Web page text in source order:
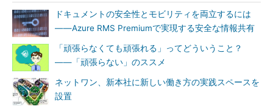
て「職場のコラボレーションが促進される」と考えており、その
うち70％以上が、生産的で効率的な仕事環境を実現するには「先
進的な技術／スマートオフィス化が決め手になる」と認識してい
る。
ドキュメントの安全性とモビリティを両立するには
――Azure RMS Premiumで実現する安全な情報共有
「頑張らなくても頑張れる」ってどういうこと？
――「頑張らない」のススメ
ネットワン、新本社に新しい働き方の実践スペースを
設置